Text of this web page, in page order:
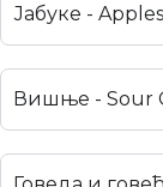
Јабуке - Apples
Вишње - Sour